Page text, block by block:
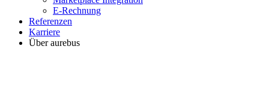
E-Rechnung
Referenzen
Karriere
Über aurebus